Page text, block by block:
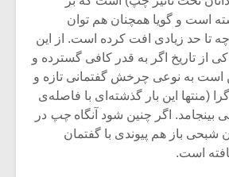
است و گویا همچنان هم توان
تا حد زیادی افت کرده است. از این
از تاریخ اگر به قدر کافی گسترده و
است به نوعی چرخش گفتمانی تازه و
(منتها این بار گذشته‌ای با فاصله‌ی
اگر چنین شود آنگاه چپ در
شبحی باز هم پیوندی با گفتمان
است.